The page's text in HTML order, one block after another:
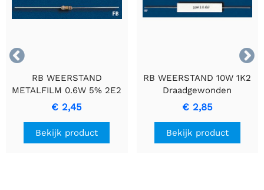


RB WEERSTAND
METALFILM 0.6W 5% 2E2
- Duurzame
Precisieweerstand
€ 2,45
Bekijk product
RB WEERSTAND 10W 1K2
Draadgewonden
Cementweerstand met
Keramische Behuizing
€ 2,85
Bekijk product